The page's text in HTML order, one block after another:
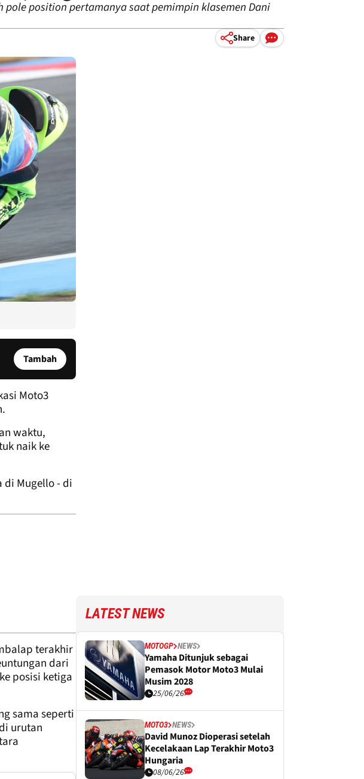
position pertamanya saat pemimpin klasemen Dani
Share
Tambah
Moto3
waktu,
naik ke
di Mugello - di
terakhir
dari
posisi ketiga
sama seperti
urutan
LATEST NEWS
MOTOGP NEWS
Yamaha Ditunjuk sebagai
Pemasok Motor Moto3 Mulai
Musim 2028
25/06/26
MOTO3 NEWS
David Munoz Dioperasi setelah
Kecelakaan Lap Terakhir Moto3
Hungaria
08/06/26